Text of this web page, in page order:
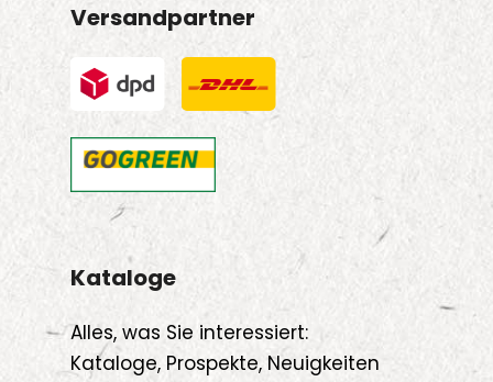
Versandpartner
Kataloge
Alles, was Sie interessiert:
Kataloge, Prospekte, Neuigkeiten